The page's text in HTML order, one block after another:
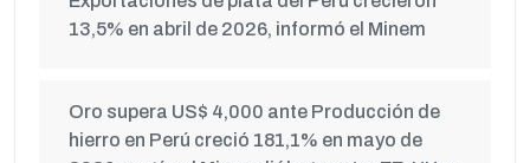
13,5% en abril de 2026, informó el Minem
Oro supera US$ 4,000 ante Producción de
hierro en Perú creció 181,1% en mayo de